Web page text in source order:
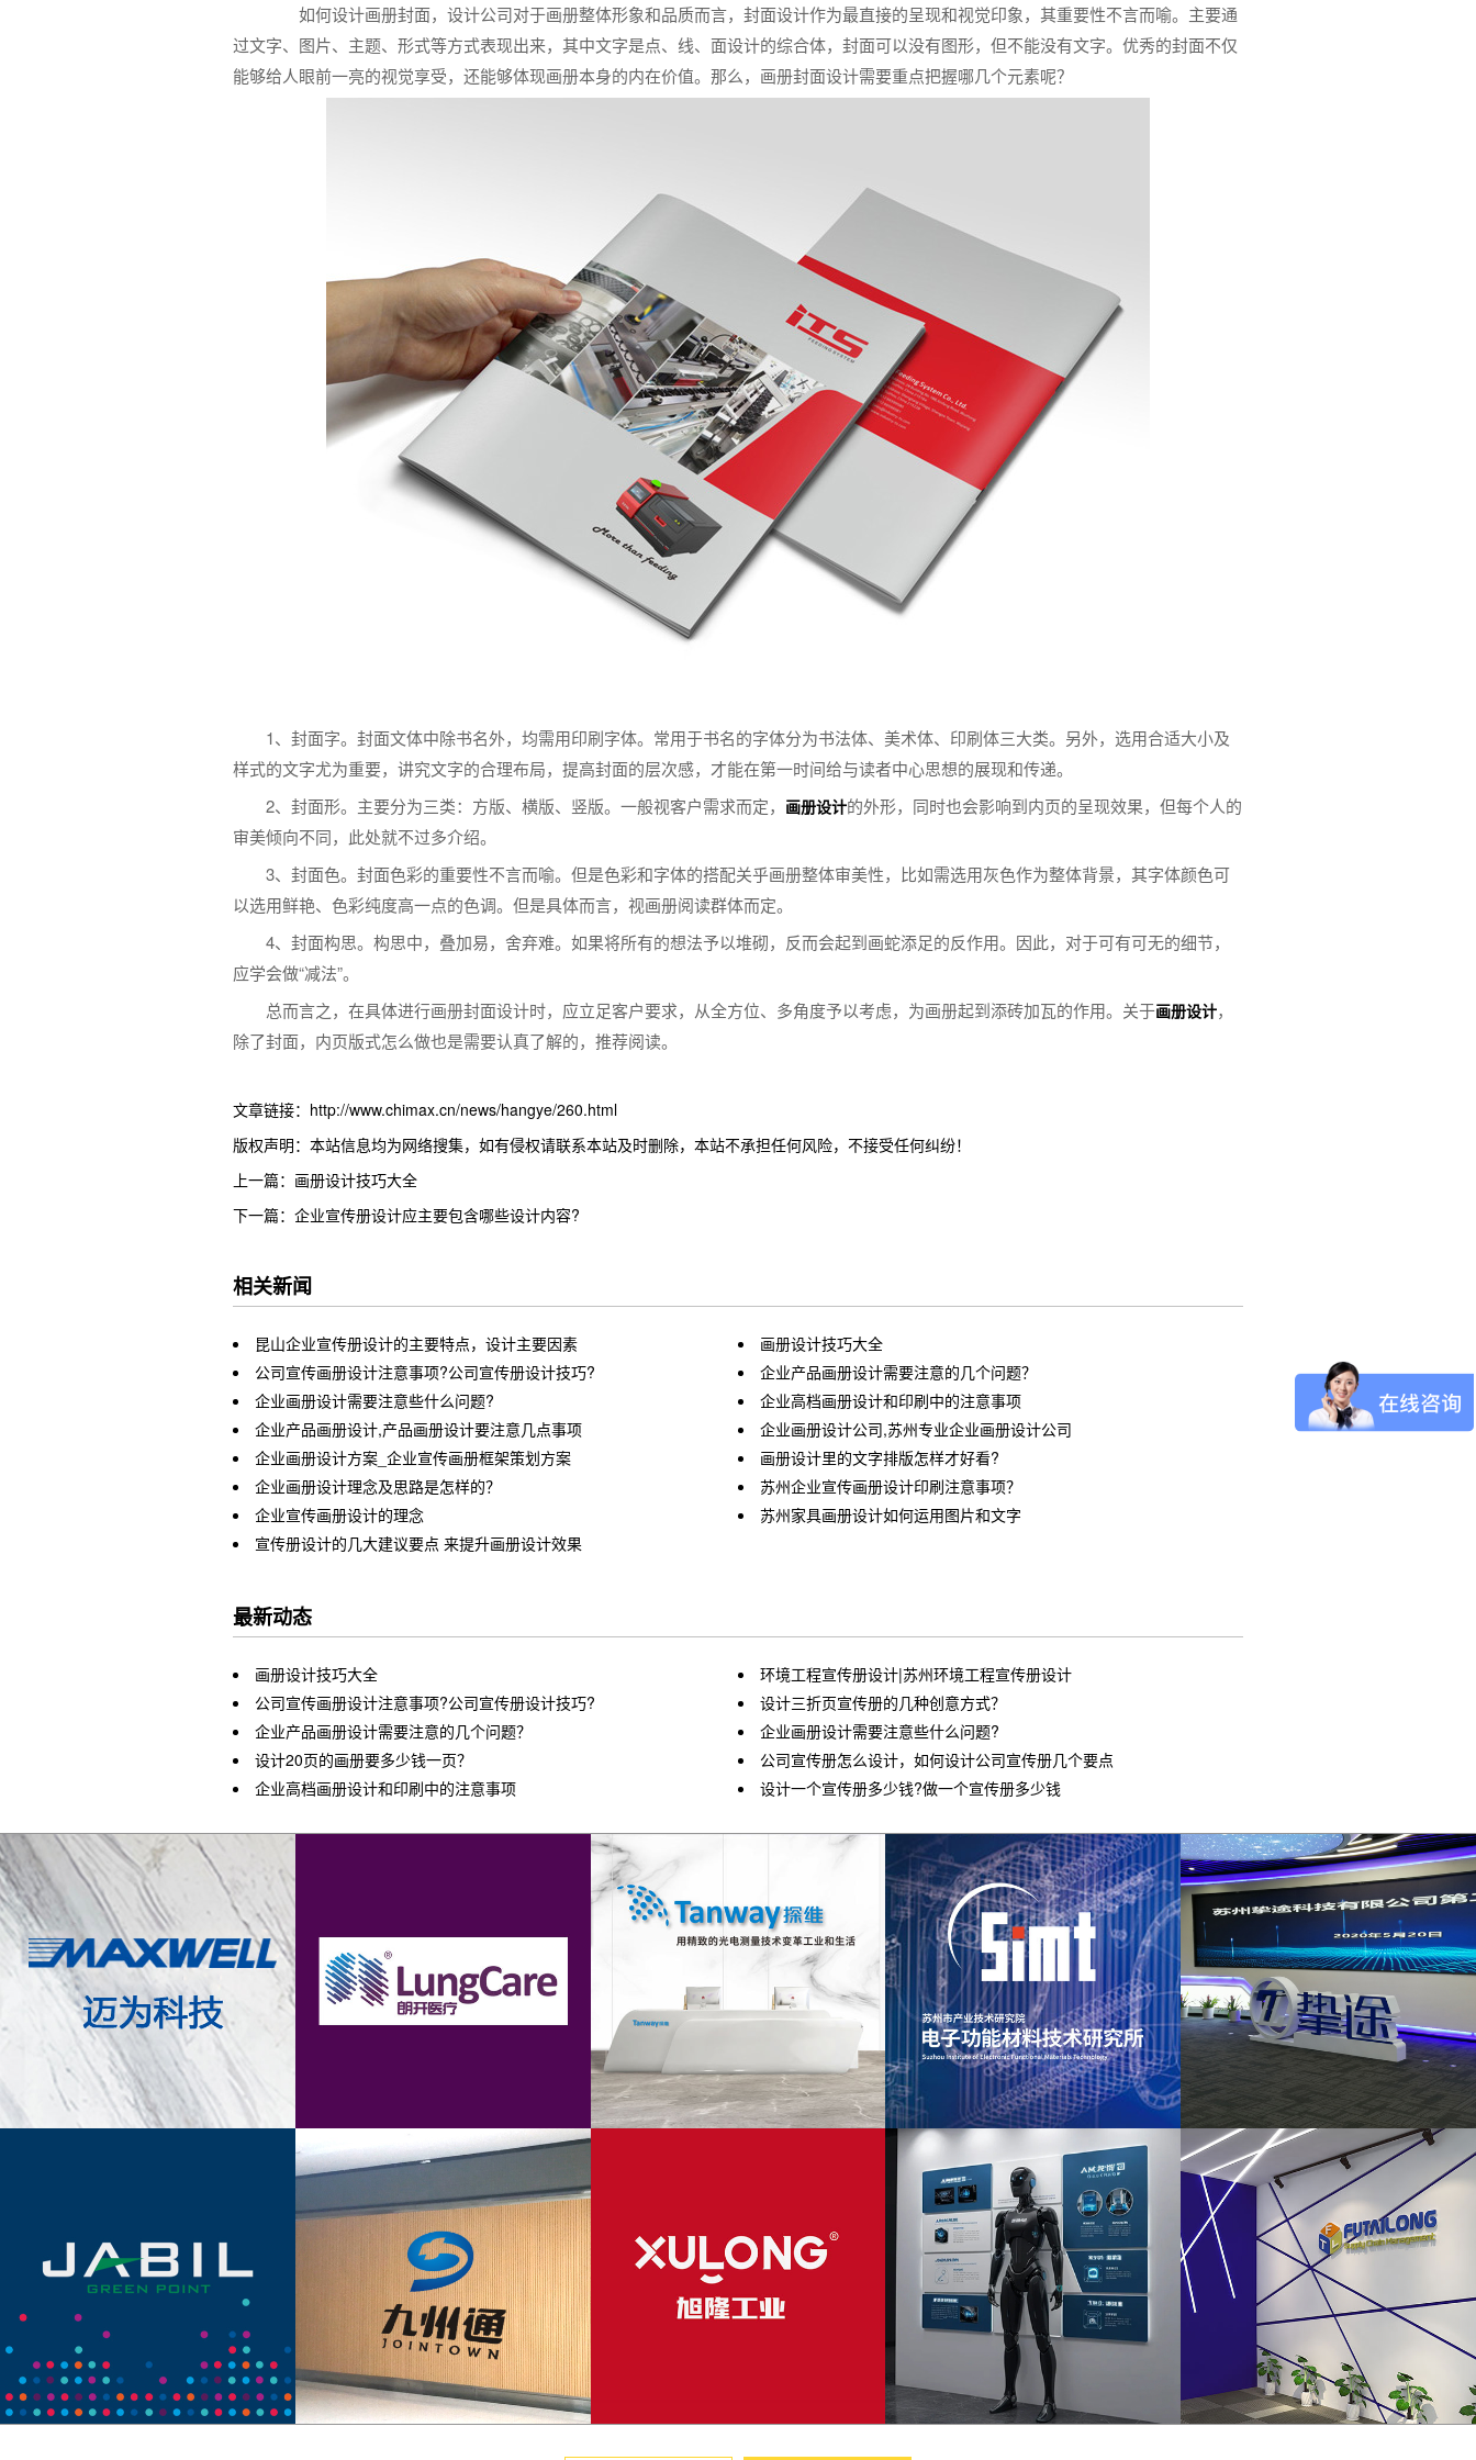
如何设计画册封面，设计公司对于画册整体形象和品质而言，封面设计作为最直接的呈现和视觉印象，其重要性不言而喻。主要通
过文字、图片、主题、形式等方式表现出来，其中文字是点、线、面设计的综合体，封面可以没有图形，但不能没有文字。优秀的封面不仅
能够给人眼前一亮的视觉享受，还能够体现画册本身的内在价值。那么，画册封面设计需要重点把握哪几个元素呢？
1、封面字。封面文体中除书名外，均需用印刷字体。常用于书名的字体分为书法体、美术体、印刷体三大类。另外，选用合适大小及
样式的文字尤为重要，讲究文字的合理布局，提高封面的层次感，才能在第一时间给与读者中心思想的展现和传递。
2、封面形。主要分为三类：方版、横版、竖版。一般视客户需求而定， 画册设计的外形，同时也会影响到内页的呈现效果，但每个人的
审美倾向不同，此处就不过多介绍。
3、封面色。封面色彩的重要性不言而喻。但是色彩和字体的搭配关乎画册整体审美性，比如需选用灰色作为整体背景，其字体颜色可
以选用鲜艳、色彩纯度高一点的色调。但是具体而言，视画册阅读群体而定。
4、封面构思。构思中，叠加易，舍弃难。如果将所有的想法予以堆砌，反而会起到画蛇添足的反作用。因此，对于可有可无的细节，
应学会做“减法”。
总而言之，在具体进行画册封面设计时，应立足客户要求，从全方位、多角度予以考虑，为画册起到添砖加瓦的作用。关于画册设计，
除了封面，内页版式怎么做也是需要认真了解的，推荐阅读。
文章链接：http://www.chimax.cn/news/hangye/260.html
版权声明：本站信息均为网络搜集，如有侵权请联系本站及时删除，本站不承担任何风险，不接受任何纠纷！
上一篇：画册设计技巧大全
下一篇：企业宣传册设计应主要包含哪些设计内容?
相关新闻
昆山企业宣传册设计的主要特点，设计主要因素
画册设计技巧大全
公司宣传画册设计注意事项?公司宣传册设计技巧?
企业产品画册设计需要注意的几个问题？
企业画册设计需要注意些什么问题?
企业高档画册设计和印刷中的注意事项
企业产品画册设计,产品画册设计要注意几点事项
企业画册设计公司,苏州专业企业画册设计公司
企业画册设计方案_企业宣传画册框架策划方案
画册设计里的文字排版怎样才好看?
企业画册设计理念及思路是怎样的？
苏州企业宣传画册设计印刷注意事项？
企业宣传画册设计的理念
苏州家具画册设计如何运用图片和文字
宣传册设计的几大建议要点 来提升画册设计效果
最新动态
画册设计技巧大全
环境工程宣传册设计|苏州环境工程宣传册设计
公司宣传画册设计注意事项?公司宣传册设计技巧?
设计三折页宣传册的几种创意方式？
企业产品画册设计需要注意的几个问题？
企业画册设计需要注意些什么问题?
设计20页的画册要多少钱一页？
公司宣传册怎么设计，如何设计公司宣传册几个要点
企业高档画册设计和印刷中的注意事项
设计一个宣传册多少钱?做一个宣传册多少钱